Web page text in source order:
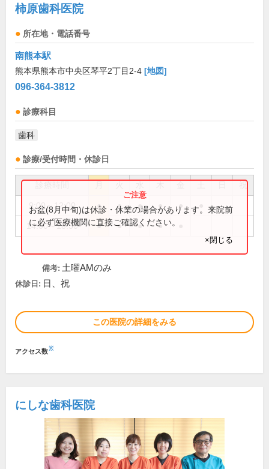
柿原歯科医院
所在地・電話番号
南熊本駅
熊本県熊本市中央区琴平2丁目2-4 [地図]
096-364-3812
診療科目
歯科
診療/受付時間・休診日
祝
9:00～12:00 ● ● ● ● ●
14:00～18:30 ● ● ● ●
お盆(8月中旬)は休診・休業の場合があります。来院前
に必ず医療機関に直接ご確認ください。
×閉じる
備考: 土曜AMのみ
休診日: 日、祝
この医院の詳細をみる
アクセス数※
にしな歯科医院